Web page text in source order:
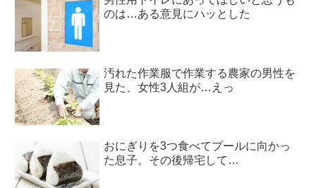
のは…ある意見にハッとした
汚れた作業服で作業する農家の男性を
見た、女性3人組が…えっ
おにぎりを3つ食べてプールに向かっ
た息子。その後帰宅して…